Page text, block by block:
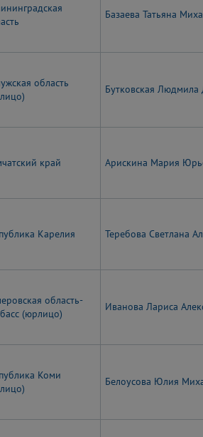
Базаева Татьяна
область
Бутковская Людмила
край Арискина Мария
Карелия Теребова Светлана
область-
(юрлицо)
Иванова Лариса
Коми
Белоусова Юлия